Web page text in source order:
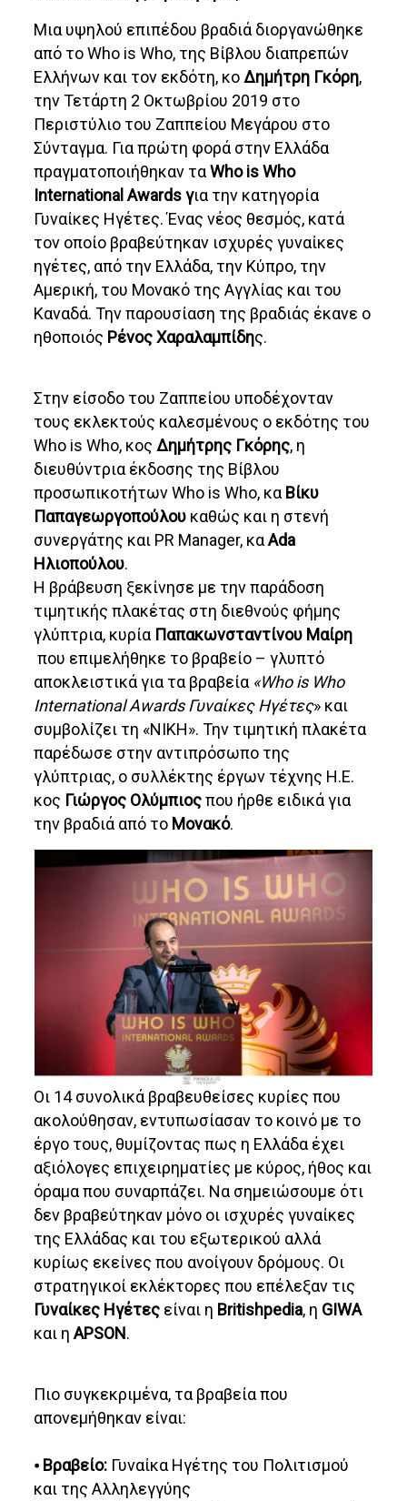
Μια υψηλού επιπέδου βραδιά διοργανώθηκε
από το Who is Who, της Βίβλου διαπρεπών
Ελλήνων και τον εκδότη, κο Δημήτρη Γκόρη,
την Τετάρτη 2 Οκτωβρίου 2019 στο
Περιστύλιο του Ζαππείου Μεγάρου στο
Σύνταγμα. Για πρώτη φορά στην Ελλάδα
πραγματοποιήθηκαν ταWho is Who
International Awards για την κατηγορία
Γυναίκες Ηγέτες. Ένας νέος θεσμός, κατά
τον οποίο βραβεύτηκαν ισχυρές γυναίκες
ηγέτες, από την Ελλάδα, την Κύπρο, την
Αμερική, του Μονακό της Αγγλίας και του
Καναδά. Την παρουσίαση της βραδιάς έκανε ο
ηθοποιός Ρένος Χαραλαμπίδης.
Στην είσοδο του Ζαππείου υποδέχονταν
τους εκλεκτούς καλεσμένους ο εκδότης του
Who is Who, κος Δημήτρης Γκόρης, η
διευθύντρια έκδοσης της Βίβλου
προσωπικοτήτων Who is Who, κα Βίκυ
Παπαγεωργοπούλου καθώς και η στενή
συνεργάτης και PR Manager, καAda
Ηλιοπούλου.
Η βράβευση ξεκίνησε με την παράδοση
τιμητικής πλακέτας στη διεθνούς φήμης
γλύπτρια, κυρία Παπακωνσταντίνου Μαίρη
που επιμελήθηκε το βραβείο – γλυπτό
αποκλειστικά για τα βραβεία «Who is Who
International Awards Γυναίκες Ηγέτες» και
συμβολίζει τη «ΝΙΚΗ». Την τιμητική πλακέτα
παρέδωσε στην αντιπρόσωπο της
γλύπτριας, ο συλλέκτης έργων τέχνης Η.Ε.
κος Γιώργος Ολύμπιοςπου ήρθε ειδικά για
την βραδιά από το Μονακό.
Οι 14 συνολικά βραβευθείσες κυρίες που
ακολούθησαν, εντυπωσίασαν το κοινό με το
έργο τους, θυμίζοντας πως η Ελλάδα έχει
αξιόλογες επιχειρηματίες με κύρος, ήθος και
όραμα που συναρπάζει. Να σημειώσουμε ότι
δεν βραβεύτηκαν μόνο οι ισχυρές γυναίκες
της Ελλάδας και του εξωτερικού αλλά
κυρίως εκείνες που ανοίγουν δρόμους. Οι
στρατηγικοί εκλέκτορες που επέλεξαν τις
Γυναίκες Ηγέτες είναι η Britishpedia, η GIWA
και ηAPSON.
Πιο συγκεκριμένα, τα βραβεία που
απονεμήθηκαν είναι:
⦁ Βραβείο: Γυναίκα Ηγέτης του Πολιτισμού
και της Αλληλεγγύης